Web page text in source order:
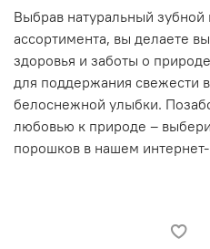
Выбрав натуральный
ассортимента, вы делаете
здоровья и заботы о
для поддержания свежести
белоснежной улыбки.
любовью к природе –
порошков в нашем